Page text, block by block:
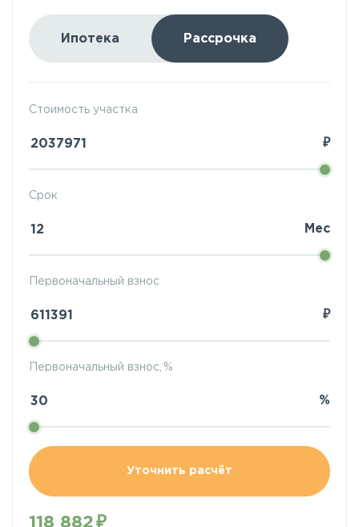
Ипотека Рассрочка
Стоимость участка
₽
Первоначальный взнос
₽
Срок
Мес
Первоначальный взнос, %
%
Уточнить расчёт
118 882